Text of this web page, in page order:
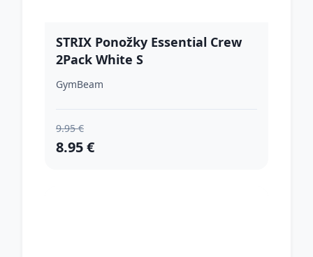
STRIX Ponožky Essential Crew
2Pack White S
GymBeam
9.95 €
8.95 €